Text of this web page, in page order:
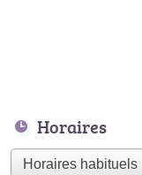
Horaires